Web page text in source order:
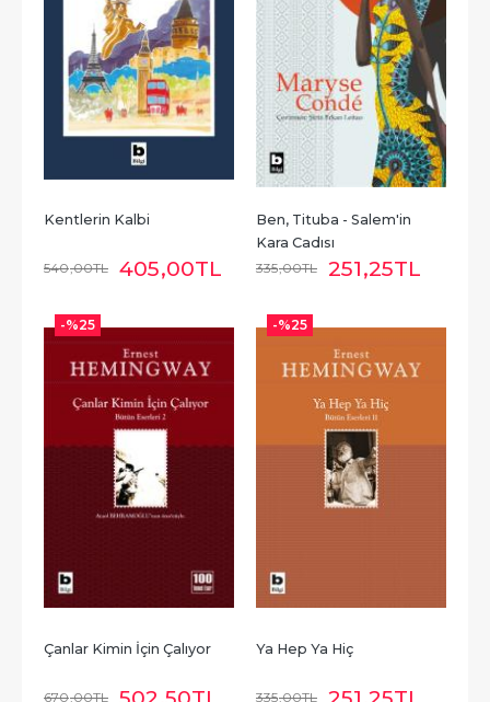
Kentlerin Kalbi
540,00TL 405,00TL
Ben, Tituba - Salem'in
Kara Cadısı
335,00TL 251,25TL
-%25
Çanlar Kimin İçin Çalıyor
670,00TL
-%25
Ya Hep Ya Hiç
335,00TL